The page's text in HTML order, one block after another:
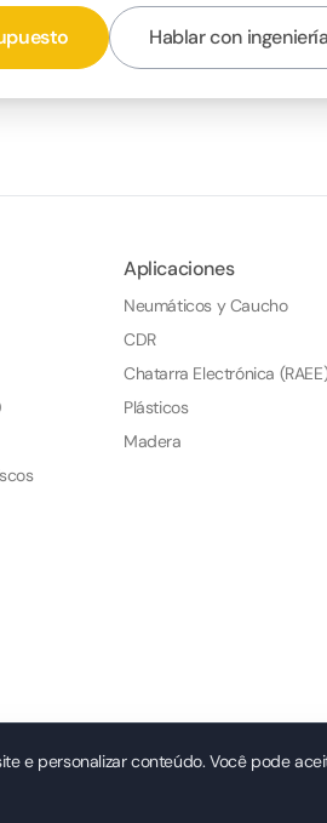
Hablar con ingeniería
Aplicaciones
Neumáticos y Caucho
CDR
Chatarra Electrónica
Plásticos
Madera
e personalizar conteúdo. Você pode